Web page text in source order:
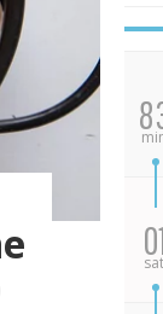
sat